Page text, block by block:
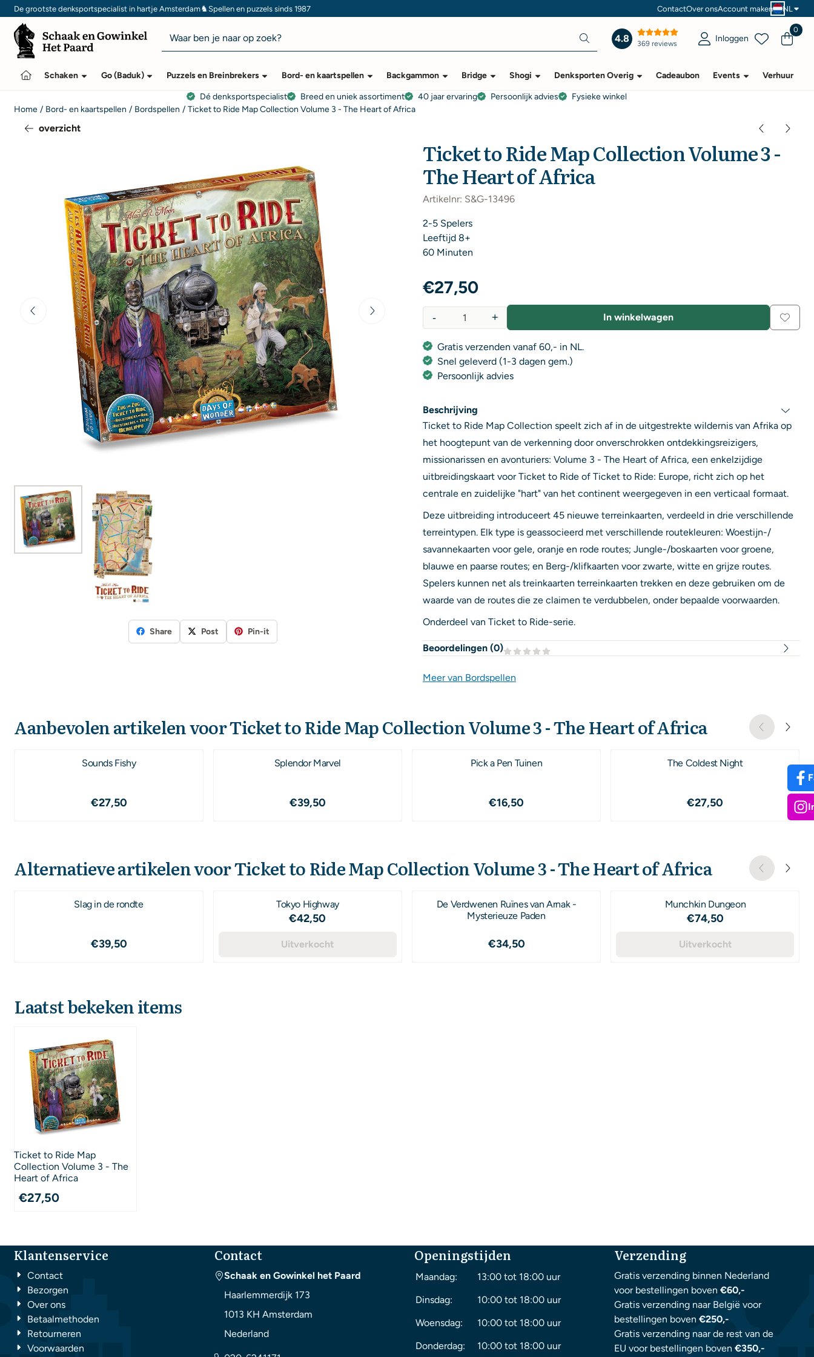
Cookievoorkeuren zijn momenteel gesloten.
De grootste denksportspecialist in hartje Amsterdam♞Spellen en puzzels sinds 1987 ContactOver onsAccount maken NL
Zoeken
4.8 369 reviews Inloggen
0
Schaken Go (Baduk) Puzzels en Breinbrekers Bord- en kaartspellen Backgammon Bridge Shogi Denksporten Overig Cadeaubon Events Verhuur
Dé denksportspecialist Breed en uniek assortiment 40 jaar ervaring Persoonlijk advies
Fysieke winkel
Home / Bord- en kaartspellen / Bordspellen / Ticket to Ride Map Collection Volume 3 - The Heart of Africa
overzicht
Share Post Pin-it
Ticket to Ride Map Collection Volume 3 -
The Heart of Africa
Artikelnr: S&G-13496
2-5 Spelers
Leeftijd 8+
60 Minuten
€27,50
+
- In winkelwagen
Gratis verzenden vanaf 60,- in NL.
Snel geleverd (1-3 dagen gem.)
Persoonlijk advies
Beschrijving
Ticket to Ride Map Collection speelt zich af in de uitgestrekte wildernis van Afrika op
het hoogtepunt van de verkenning door onverschrokken ontdekkingsreizigers,
missionarissen en avonturiers: Volume 3 - The Heart of Africa, een enkelzijdige
uitbreidingskaart voor Ticket to Ride of Ticket to Ride: Europe, richt zich op het
centrale en zuidelijke "hart" van het continent weergegeven in een verticaal formaat.
Deze uitbreiding introduceert 45 nieuwe terreinkaarten, verdeeld in drie verschillende
terreintypen. Elk type is geassocieerd met verschillende routekleuren: Woestijn-/
savannekaarten voor gele, oranje en rode routes; Jungle-/boskaarten voor groene,
blauwe en paarse routes; en Berg-/klifkaarten voor zwarte, witte en grijze routes.
Spelers kunnen net als treinkaarten terreinkaarten trekken en deze gebruiken om de
waarde van de routes die ze claimen te verdubbelen, onder bepaalde voorwaarden.
Onderdeel van Ticket to Ride-serie.
Beoordelingen (0)
Meer van Bordspellen
Aanbevolen artikelen voorTicket to Ride Map Collection Volume 3 - The Heart of Africa
Sounds Fishy
Prijs: 27,50
€27,50
Splendor Marvel
Prijs: 39,50
€39,50
Pick a Pen Tuinen
Prijs: 16,50
€16,50
The Coldest Night
Prijs: 27,50
€27,50
Alternatieve artikelen voorTicket to Ride Map Collection Volume 3 - The Heart of Africa
Slag in de rondte
Prijs: 39,50
€39,50
Tokyo Highway
Prijs: 42,50
€42,50
Uitverkocht
De Verdwenen Ruïnes van Arnak -
Mysterieuze Paden
Prijs: 34,50
€34,50
Munchkin Dungeon
Prijs: 74,50
€74,50
Uitverkocht
Laatst bekeken items
Ticket to Ride Map
Collection Volume 3 - The
Heart of Africa
€27,50
Klantenservice
Contact
Bezorgen
Over ons
Betaalmethoden
Retourneren
Voorwaarden
Contact
Schaak en Gowinkel het Paard
Haarlemmerdijk 173
1013 KH Amsterdam
Nederland
Openingstijden
Maandag:
13:00 tot 18:00 uur
Dinsdag:
10:00 tot 18:00 uur
Woensdag:
10:00 tot 18:00 uur
Donderdag:
10:00 tot 18:00 uur
Verzending
Gratis verzending binnen Nederland
voor bestellingen boven€60,-
Gratis verzending naar België voor
bestellingen boven€250,-
Gratis verzending naar de rest van de
EU voor bestellingen boven€350,-